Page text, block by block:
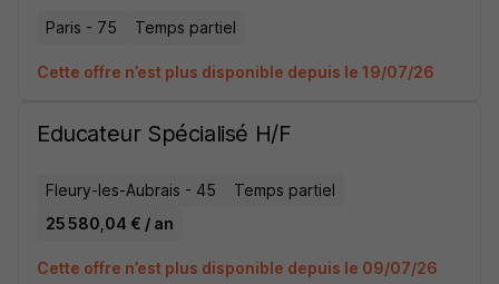
Paris - 75 Temps partiel
Cette offre n’est plus disponible depuis le 19/07/26
Educateur Spécialisé H/F
Fleury-les-Aubrais - 45
Temps partiel
25 580,04 € / an
Cette offre n’est plus disponible depuis le 09/07/26